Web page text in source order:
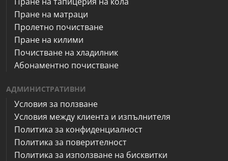
Пране на матраци
Пролетно почистване
Пране на килими
Почистване на хладилник
Абонаментно почистване
АДМИНИСТРАТИВНИ
Условия за ползване
Условия между клиента и изпълнителя
Политика за конфиденциалност
Политика за поверителност
Политика за използване на бисквитки